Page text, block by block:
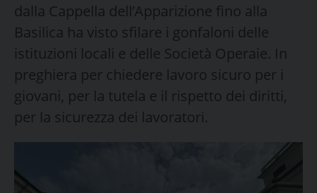
dalla Cappella dell’Apparizione fino alla
Basilica ha visto sfilare i gonfaloni delle
istituzioni locali e delle Società Operaie. In
preghiera per chiedere lavoro sicuro per i
giovani, per la tutela e il rispetto dei diritti,
per la sicurezza dei lavoratori.